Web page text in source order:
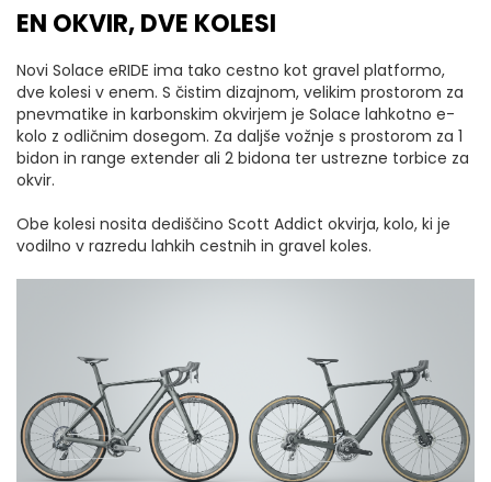
EN OKVIR, DVE KOLESI
Novi Solace eRIDE ima tako cestno kot gravel platformo,
dve kolesi v enem. S čistim dizajnom, velikim prostorom za
pnevmatike in karbonskim okvirjem je Solace lahkotno e-
kolo z odličnim dosegom. Za daljše vožnje s prostorom za 1
bidon in range extender ali 2 bidona ter ustrezne torbice za
okvir.
Obe kolesi nosita dediščino Scott Addict okvirja, kolo, ki je
vodilno v razredu lahkih cestnih in gravel koles.